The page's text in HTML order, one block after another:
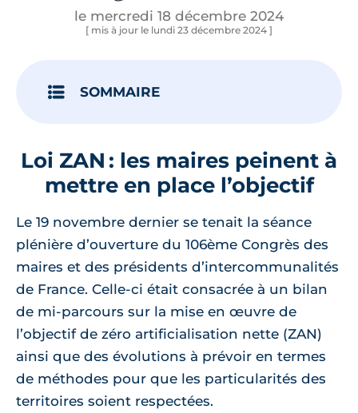
le mercredi 18 décembre 2024
[ mis à jour le lundi 23 décembre 2024 ]
SOMMAIRE
Loi ZAN : les maires peinent à
mettre en place l’objectif
Le 19 novembre dernier se tenait la séance
plénière d’ouverture du 106ème Congrès des
maires et des présidents d’intercommunalités
de France. Celle-ci était consacrée à un bilan
de mi-parcours sur la mise en œuvre de
l’objectif de zéro artificialisation nette (ZAN)
ainsi que des évolutions à prévoir en termes
de méthodes pour que les particularités des
territoires soient respectées.